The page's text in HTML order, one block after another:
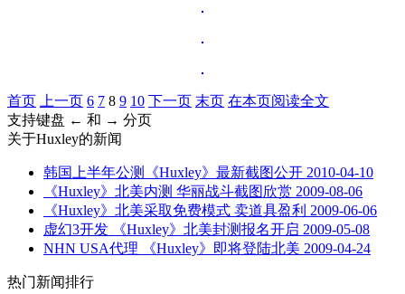
首页 上一页 6 7 8 9 10 下一页 末页 在本页阅读全文
支持键盘 ← 和 → 分页
关于Huxley的新闻
韩国上半年公测《Huxley》最新截图公开 2010-04-10
《Huxley》北美内测 华丽战斗截图欣赏 2009-08-06
《Huxley》北美采取免费模式 卖道具盈利 2009-06-06
虚幻3开发 《Huxley》北美封测报名开启 2009-05-08
NHN USA代理 《Huxley》即将登陆北美 2009-04-24
热门新闻排行